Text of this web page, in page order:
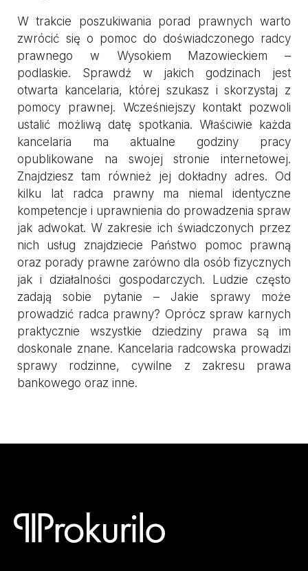
W trakcie poszukiwania porad prawnych warto
zwrócić się o pomoc do doświadczonego radcy
prawnego w Wysokiem Mazowieckiem –
podlaskie. Sprawdź w jakich godzinach jest
otwarta kancelaria, której szukasz i skorzystaj z
pomocy prawnej. Wcześniejszy kontakt pozwoli
ustalić możliwą datę spotkania. Właściwie każda
kancelaria ma aktualne godziny pracy
opublikowane na swojej stronie internetowej.
Znajdziesz tam również jej dokładny adres. Od
kilku lat radca prawny ma niemal identyczne
kompetencje i uprawnienia do prowadzenia spraw
jak adwokat. W zakresie ich świadczonych przez
nich usług znajdziecie Państwo pomoc prawną
oraz porady prawne zarówno dla osób fizycznych
jak i działalności gospodarczych. Ludzie często
zadają sobie pytanie – Jakie sprawy może
prowadzić radca prawny? Oprócz spraw karnych
praktycznie wszystkie dziedziny prawa są im
doskonale znane. Kancelaria radcowska prowadzi
sprawy rodzinne, cywilne z zakresu prawa
bankowego oraz inne.